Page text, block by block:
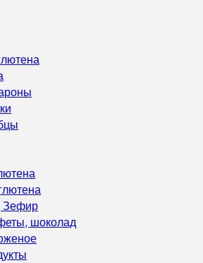
Зефир
шоколад